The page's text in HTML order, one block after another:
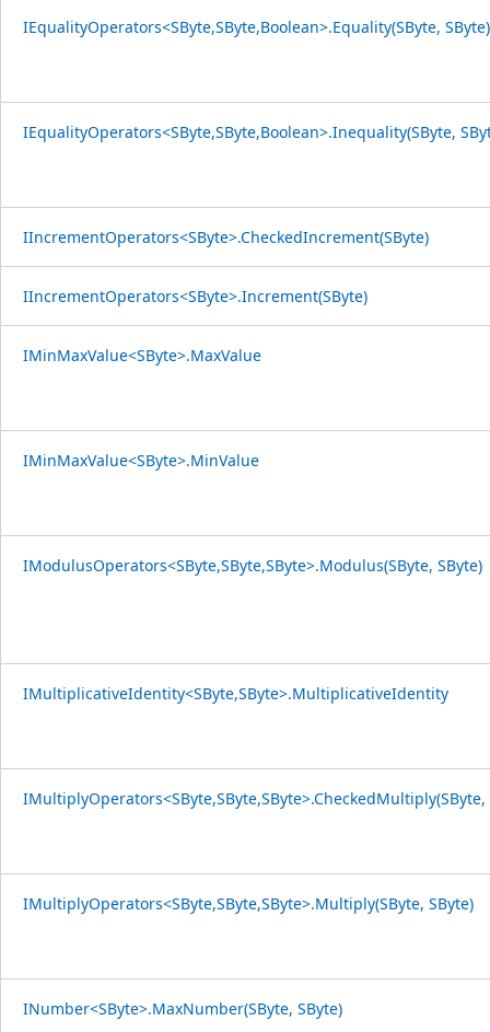
IEqualityOperators<SByte,SByte,Boolean>.Equality(SByte, SByte)
IEqualityOperators<SByte,SByte,Boolean>.Inequality(SByte,
IIncrementOperators<SByte>.CheckedIncrement(SByte)
IIncrementOperators<SByte>.Increment(SByte)
IMinMaxValue<SByte>.MaxValue
IMinMaxValue<SByte>.MinValue
IModulusOperators<SByte,SByte,SByte>.Modulus(SByte, SByte)
IMultiplicativeIdentity<SByte,SByte>.MultiplicativeIdentity
IMultiplyOperators<SByte,SByte,SByte>.CheckedMultiply(SByte,
IMultiplyOperators<SByte,SByte,SByte>.Multiply(SByte, SByte)
INumber<SByte>.MaxNumber(SByte, SByte)